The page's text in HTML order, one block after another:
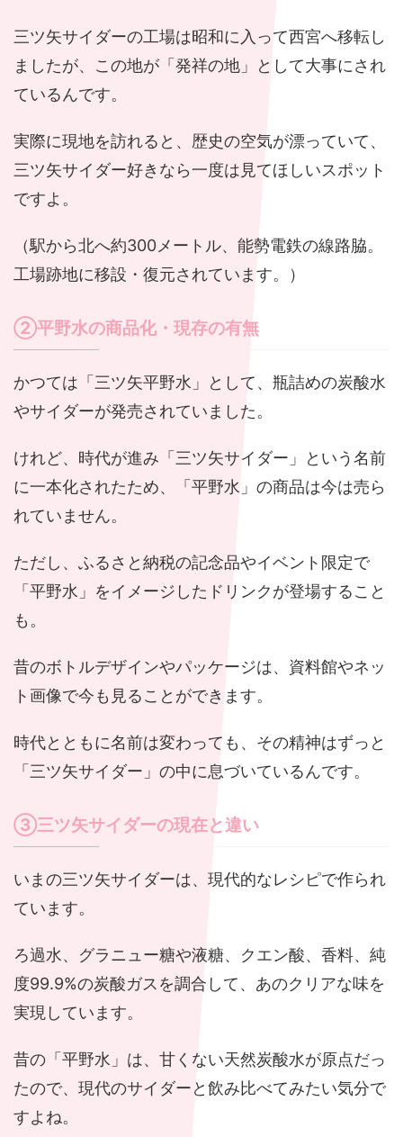
三ツ矢サイダーの工場は昭和に入って西宮へ移転し
ましたが、この地が「発祥の地」として大事にされ
ているんです。
実際に現地を訪れると、歴史の空気が漂っていて、
三ツ矢サイダー好きなら一度は見てほしいスポット
ですよ。
（駅から北へ約300メートル、能勢電鉄の線路脇。
工場跡地に移設・復元されています。）
②平野水の商品化・現存の有無
かつては「三ツ矢平野水」として、瓶詰めの炭酸水
やサイダーが発売されていました。
けれど、時代が進み「三ツ矢サイダー」という名前
に一本化されたため、「平野水」の商品は今は売ら
れていません。
ただし、ふるさと納税の記念品やイベント限定で
「平野水」をイメージしたドリンクが登場すること
も。
昔のボトルデザインやパッケージは、資料館やネッ
ト画像で今も見ることができます。
時代とともに名前は変わっても、その精神はずっと
「三ツ矢サイダー」の中に息づいているんです。
③三ツ矢サイダーの現在と違い
いまの三ツ矢サイダーは、現代的なレシピで作られ
ています。
ろ過水、グラニュー糖や液糖、クエン酸、香料、純
度99.9%の炭酸ガスを調合して、あのクリアな味を
実現しています。
昔の「平野水」は、甘くない天然炭酸水が原点だっ
たので、現代のサイダーと飲み比べてみたい気分で
すよね。